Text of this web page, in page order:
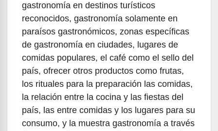
gastronomía en destinos turísticos
reconocidos, gastronomía solamente en
paraísos gastronómicos, zonas específicas
de gastronomía en ciudades, lugares de
comidas populares, el café como el sello del
país, ofrecer otros productos como frutas,
los rituales para la preparación las comidas,
la relación entre la cocina y las fiestas del
país, las entre comidas y los lugares para su
consumo, y la muestra gastronomía a través